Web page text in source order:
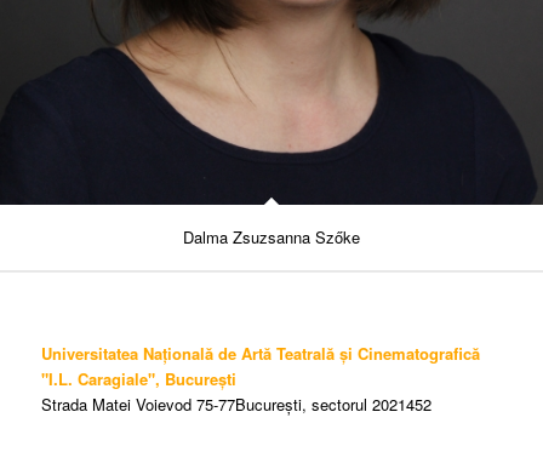
Dalma Zsuzsanna Szőke
Universitatea Națională de Artă Teatrală și Cinematografică
"I.L. Caragiale", București
Strada Matei Voievod 75-77București, sectorul 2021452